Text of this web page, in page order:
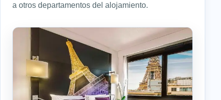
a otros departamentos del alojamiento.